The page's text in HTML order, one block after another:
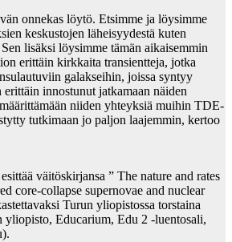
onnekas löytö. Etsimme ja löysimme
keskustojen läheisyydestä kuten
lisäksi löysimme tämän aikaisemmin
erittäin kirkkaita transientteja, jotka
galakseihin, joissa syntyy
innostunut jatkamaan näiden
niiden yhteyksiä muihin TDE-
tutkimaan jo paljon laajemmin, kertoo
väitöskirjansa ” The nature and rates
core-collapse supernovae and nuclear
Turun yliopistossa torstaina
yliopisto, Educarium, Edu 2 -luentosali,